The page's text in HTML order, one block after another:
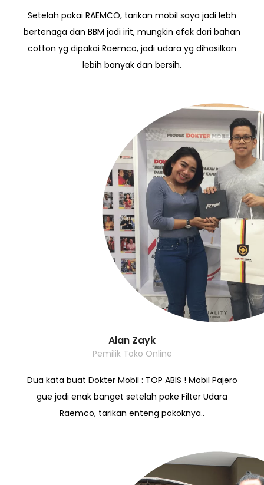
Setelah pakai RAEMCO, tarikan mobil saya jadi lebh
bertenaga dan BBM jadi irit, mungkin efek dari bahan
cotton yg dipakai Raemco, jadi udara yg dihasilkan
lebih banyak dan bersih.
Alan Zayk
Pemilik Toko Online
Dua kata buat Dokter Mobil : TOP ABIS ! Mobil Pajero
gue jadi enak banget setelah pake Filter Udara
Raemco, tarikan enteng pokoknya..